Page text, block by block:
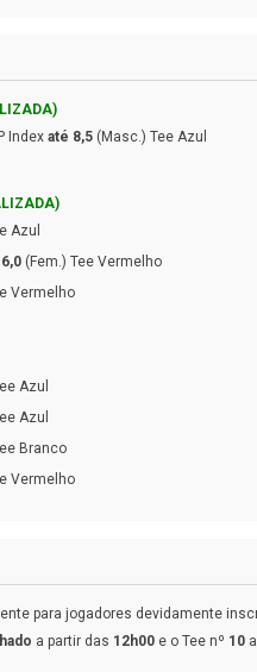
Indexaté 8,5 (Masc.) Tee Azul
Azul
(Fem.) Tee Vermelho
Vermelho
Azul
Azul
Branco
Vermelho
para jogadores devidamente
a partir das 12h00 e o Tee nº 10